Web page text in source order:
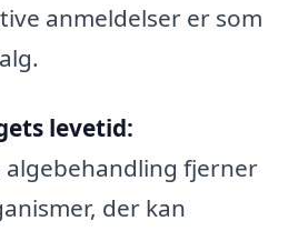
anmeldelser er som
levetid:
algebehandling fjerner
der kan